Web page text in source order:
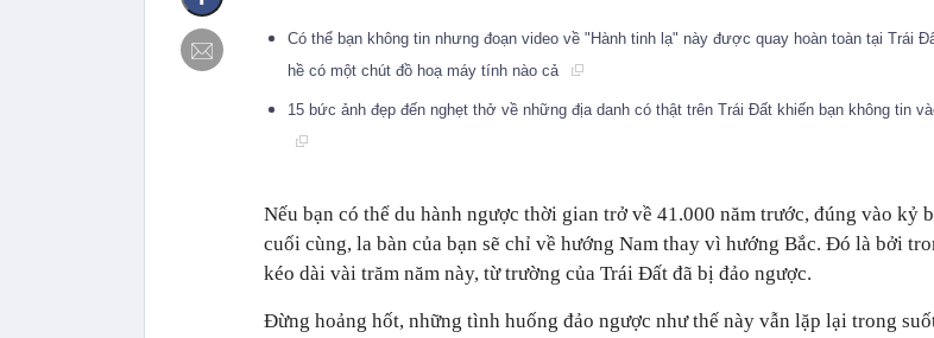
Có thể bạn không tin nhưng đoạn video về "Hành tinh lạ" này được quay hoàn toàn tại Trái
hề có một chút đồ hoạ máy tính nào cả
15 bức ảnh đẹp đến nghẹt thở về những địa danh có thật trên Trái Đất khiến bạn không tin
Nếu bạn có thể du hành ngược thời gian trở về 41.000 năm trước, đúng vào kỷ
cuối cùng, la bàn của bạn sẽ chỉ về hướng Nam thay vì hướng Bắc. Đó là bởi
kéo dài vài trăm năm này, từ trường của Trái Đất đã bị đảo ngược.
Đừng hoảng hốt, những tình huống đảo ngược như thế này vẫn lặp lại trong